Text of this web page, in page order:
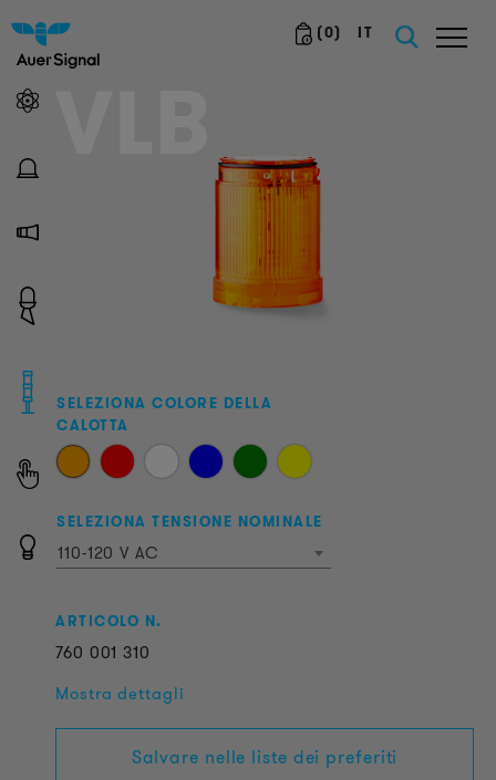
(0) IT
SELEZIONA COLORE DELLA
CALOTTA
SELEZIONA TENSIONE NOMINALE
110-120 V AC
ARTICOLO N.
760 001 310
Mostra dettagli
Salvare nelle liste dei preferiti